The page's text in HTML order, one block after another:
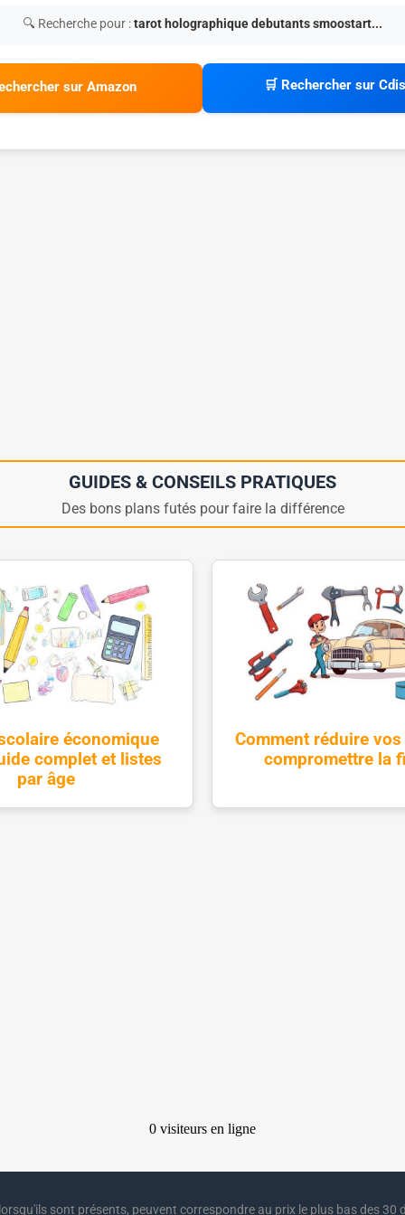
🔍 Recherche pour :tarot holographique debutants smoostart...
sur Amazon 🛒 Rechercher sur
GUIDES & CONSEILS PRATIQUES
Des bons plans futés pour faire la différence
économique
complet et listes
par âge
Comment réduire
compromettre la
sont présents, peuvent correspondre au prix le plus bas des 30